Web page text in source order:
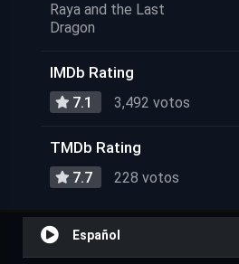
Raya and the Last
Dragon
IMDb Rating
7.1 3,492 votos
TMDb Rating
7.7 228 votos
Español